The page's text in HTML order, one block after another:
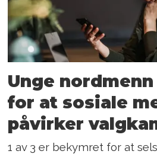
Unge
for at sosiale
påvirker
1 av 3 er bekymret for at